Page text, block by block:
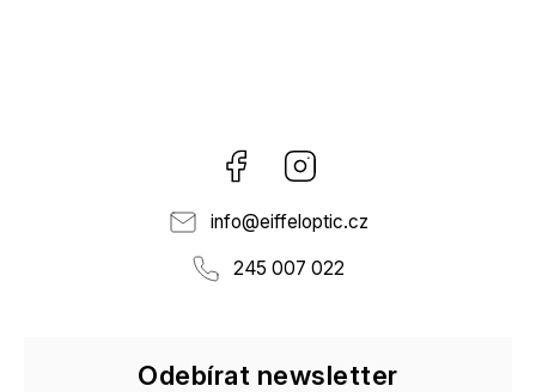
Facebook
info@eiffeloptic.cz
245 007 022
Odebírat newsletter